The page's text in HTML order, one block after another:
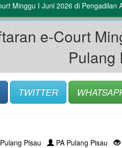
Minggu I Juni 2026 di Pengadilan
e-Court
Pulang
TWITTER
Pulang Pisau PA Pulang Pisau